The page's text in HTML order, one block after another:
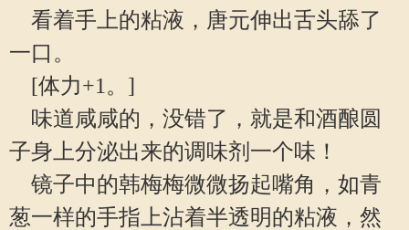
看着手上的粘液，唐元伸出舌头舔了
一口。
[体力+1。]
味道咸咸的，没错了，就是和酒酿圆
子身上分泌出来的调味剂一个味！
镜子中的韩梅梅微微扬起嘴角，如青
葱一样的手指上沾着半透明的粘液，然